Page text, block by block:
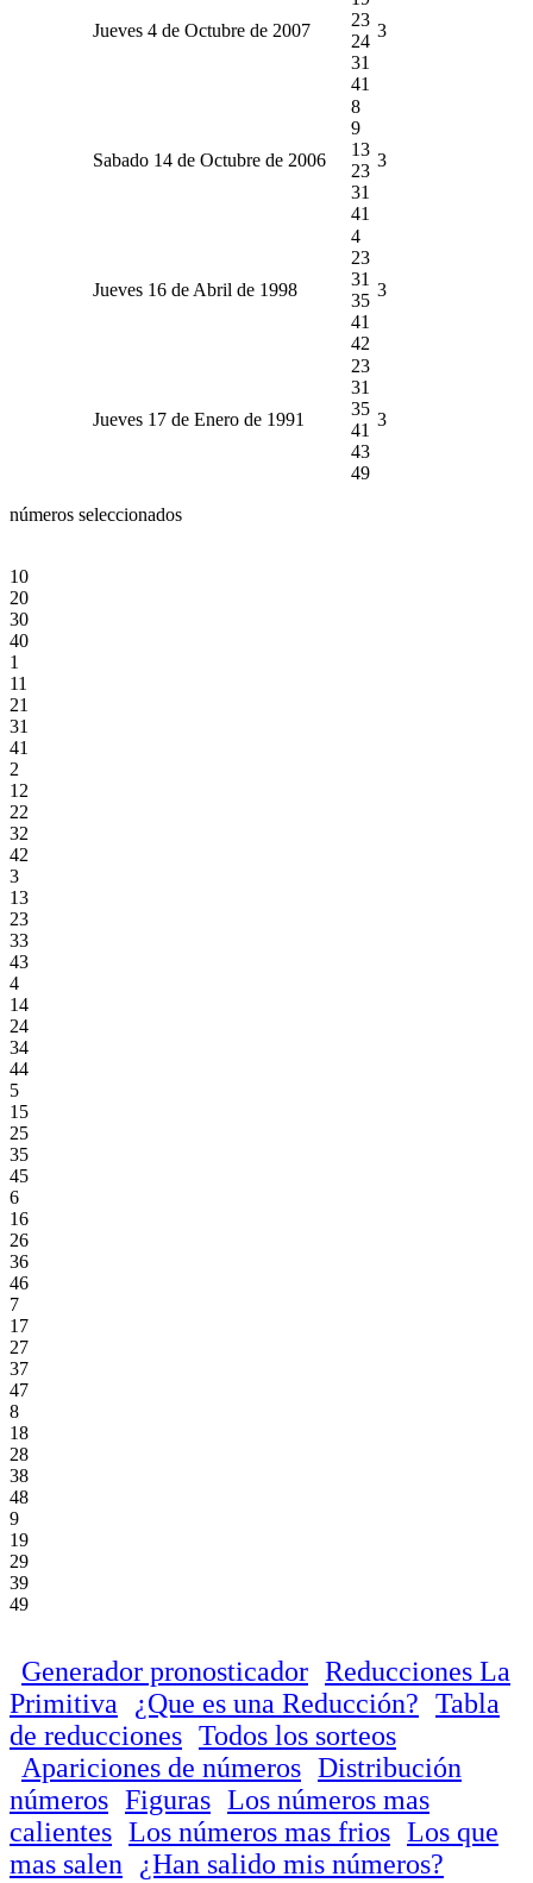
Jueves 4 de Octubre de 2007
23
24
31
41
3
Sabado 14 de Octubre de 2006
8
9
13
23
31
41
3
Jueves 16 de Abril de 1998
4
23
31
35
41
42
3
Jueves 17 de Enero de 1991
23
31
35
41
43
49
3
números seleccionados
10
20
30
40
1
11
21
31
41
2
12
22
32
42
3
13
23
33
43
4
14
24
34
44
5
15
25
35
45
6
16
26
36
46
7
17
27
37
47
8
18
28
38
48
9
19
29
39
49
Generador pronosticador Reducciones La
Primitiva
¿Que es una Reducción? Tabla
de reducciones Todos los sorteos
Apariciones de números Distribución
números Figuras Los números mas
calientes Los números mas frios Los que
mas salen
¿Han salido mis números?